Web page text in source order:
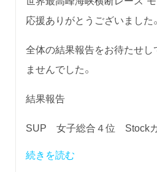
応援ありがとうございました。
全体の結果報告をお待たせし
ませんでした。
結果報告
SUP 女子総合４位 Stock
続きを読む